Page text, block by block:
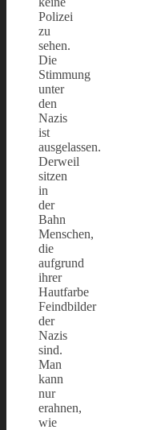
Polizei
zu
sehen.
Die
Stimmung
unter
den
Nazis
ist
ausgelassen.
Derweil
sitzen
in
der
Bahn
Menschen,
die
aufgrund
ihrer
Hautfarbe
Feindbilder
der
Nazis
sind.
Man
kann
nur
erahnen,
wie